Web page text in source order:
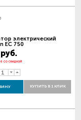
электрический
EC 750
со скидкой
КУПИТЬ В 1 КЛИК